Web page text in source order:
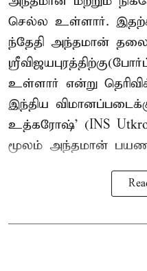
செல்ல உள்ளார்.
ந்தேதி அந்தமான்
உள்ளார் என்று
இந்திய
உத்கரோஷ்' (INS
மூலம் அந்தமான்